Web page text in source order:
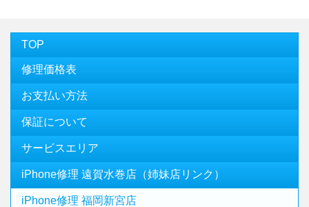
TOP
修理価格表
お支払い方法
保証について
サービスエリア
iPhone修理 遠賀水巻店（姉妹店リンク）
iPhone修理 福岡新宮店